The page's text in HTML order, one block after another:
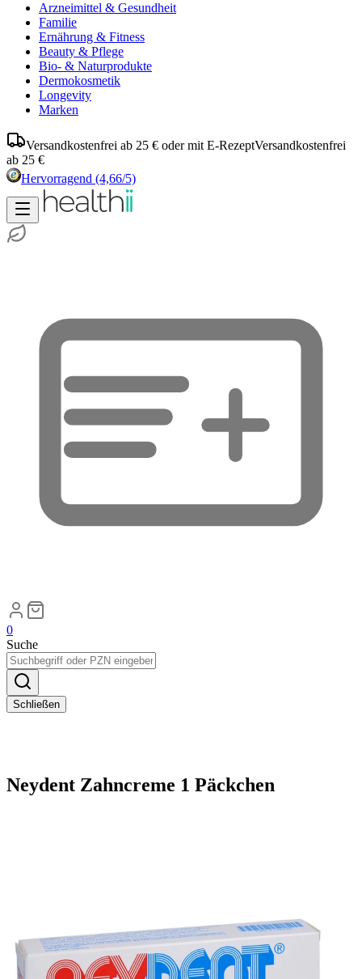
Arzneimittel & Gesundheit
Familie
Ernährung & Fitness
Beauty & Pflege
Bio- & Naturprodukte
Dermokosmetik
Longevity
Marken
Versandkostenfrei ab 25 € oder mit E-RezeptVersandkostenfrei
ab 25 €
Hervorragend (4,66/5)
0
Suche
Schließen
Neydent Zahncreme 1 Päckchen